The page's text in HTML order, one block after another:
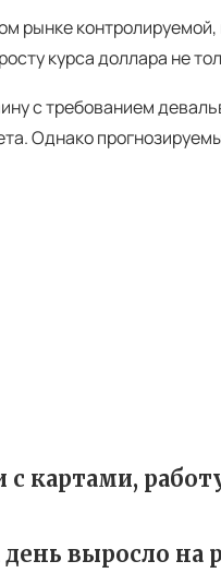
контролируемой,
курса доллара не
с требованием
Однако
картами,
выросло на